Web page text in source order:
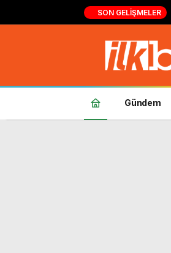
SON GELIŞMELER
Gündem